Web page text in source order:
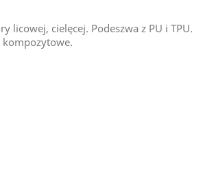
licowej, cielęcej. Podeszwa z PU i TPU.
kompozytowe.